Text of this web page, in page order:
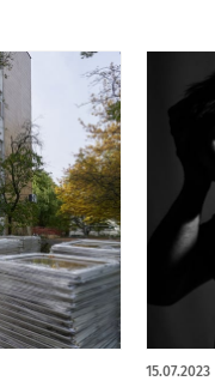
15.07.2023